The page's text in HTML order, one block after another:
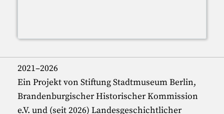
2021–2026
Ein Projekt von Stiftung Stadtmuseum Berlin,
Brandenburgischer Historischer Kommission
e.V. und (seit 2026) Landesgeschichtlicher